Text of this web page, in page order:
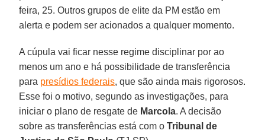
feira, 25. Outros grupos de elite da PM estão em
alerta e podem ser acionados a qualquer momento.
A cúpula vai ficar nesse regime disciplinar por ao
menos um ano e há possibilidade de transferência
para presídios federais, que são ainda mais rigorosos.
Esse foi o motivo, segundo as investigações, para
iniciar o plano de resgate de Marcola. A decisão
sobre as transferências está com oTribunal de